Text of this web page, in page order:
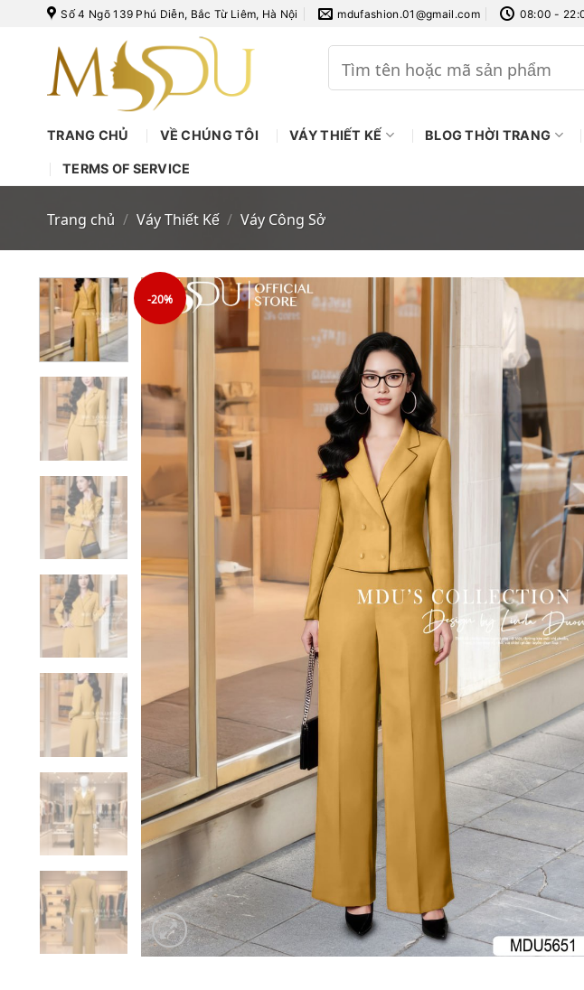
Số 4 Ngõ 139 Phú Diễn, Bắc Từ Liêm, Hà Nội mdufashion.01@gmail.com 08:00 -
Tìm
kiếm:
TRANG CHỦ VỀ CHÚNG TÔI VÁY THIẾT KẾ BLOG THỜI TRANG
TERMS OF SERVICE
Trang chủ / Váy Thiết Kế / Váy Công Sở
-20%